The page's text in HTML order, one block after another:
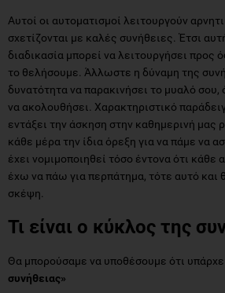
Αυτοί οι αυτοματισμοί λειτουργούν
σχετίζονται με καλές συνήθειες. Έτσι
διαδικασία μπορεί να λειτουργήσει προς
το θελήσουμε. Άλλωστε η δύναμη της
δυνατότητα να παρακινήσει το μυαλό σου,
να ακολουθήσει. Χαρακτηριστικό
εντάξει την άσκηση στην καθημερινή μας
κάθε μέρα την ίδια όρεξη για να πάμε να
έχει νομιμοποιηθεί τόσο έντονα ότι κάθε
έχω να πάω για περπάτημα, τότε αυτό και
σκέψη.
Τι είναι ο κύκλος της
Θα μπορούσαμε να υποθέσουμε ότι
συνήθειας»